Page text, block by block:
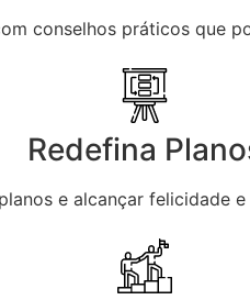
conselhos práticos que
Redefina
e alcançar felicidade